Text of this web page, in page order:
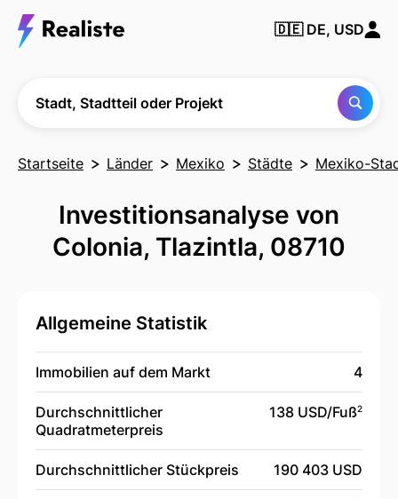
Finden Sie
jede Stadt,
🇩🇪 DE, USD
Stadt, Stadtteil oder Projekt
Startseite Länder Mexiko Städte Mexiko-
Investitionsanalyse von
Colonia, Tlazintla, 08710
Allgemeine Statistik
Immobilien auf dem Markt 4
Durchschnittlicher
Quadratmeterpreis
138 USD/Fuß2
Durchschnittlicher Stückpreis 190 403 USD